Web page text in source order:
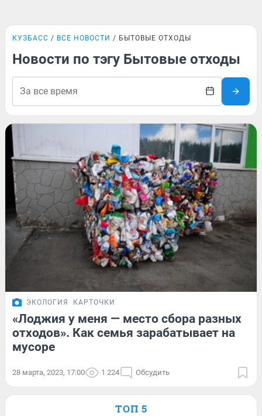
КУЗБАСС ВСЕ НОВОСТИ БЫТОВЫЕ ОТХОДЫ
Новости по тэгу Бытовые отходы
ЭКОЛОГИЯ КАРТОЧКИ
«Лоджия у меня — место сбора разных
отходов». Как семья зарабатывает на
мусоре
28 марта, 2023, 17:00 1 224 Обсудить
ТОП 5